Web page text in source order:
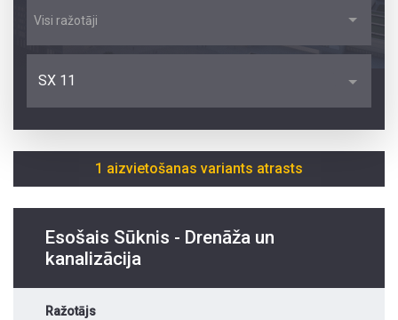
Visi ražotāji
SX 11
1 aizvietošanas variants atrasts
Esošais Sūknis - Drenāža un
kanalizācija
Ražotājs